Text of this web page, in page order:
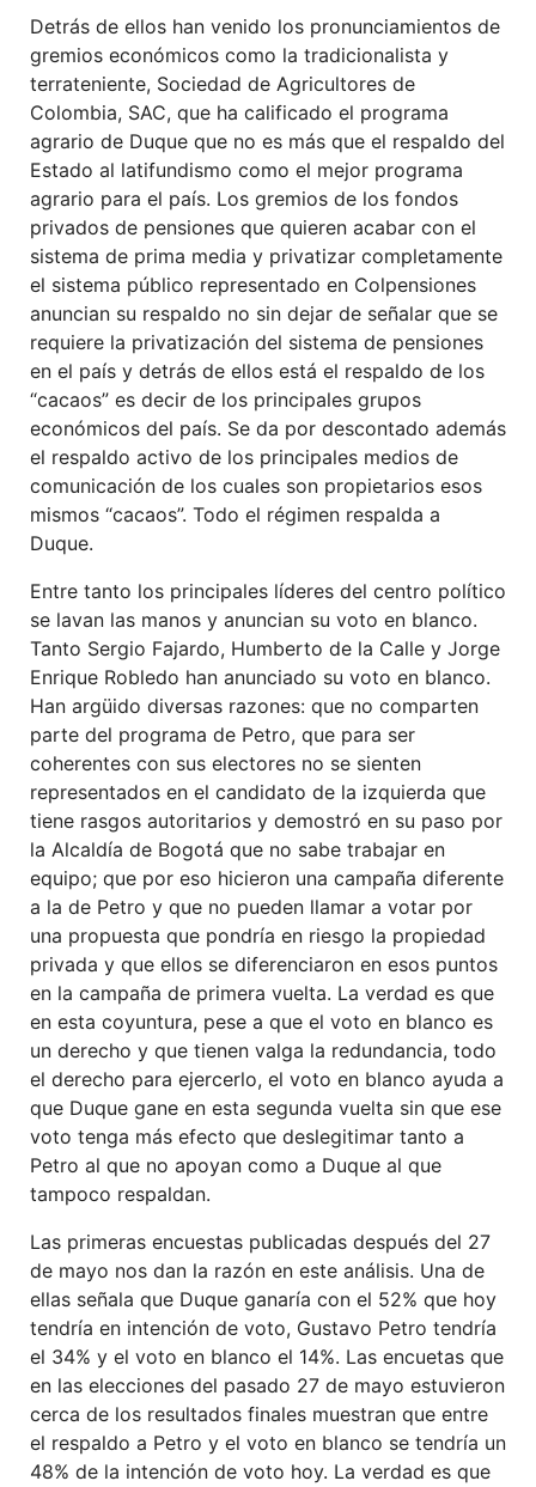
Detrás de ellos han venido los pronunciamientos de
gremios económicos como la tradicionalista y
terrateniente, Sociedad de Agricultores de
Colombia, SAC, que ha calificado el programa
agrario de Duque que no es más que el respaldo del
Estado al latifundismo como el mejor programa
agrario para el país. Los gremios de los fondos
privados de pensiones que quieren acabar con el
sistema de prima media y privatizar completamente
el sistema público representado en Colpensiones
anuncian su respaldo no sin dejar de señalar que se
requiere la privatización del sistema de pensiones
en el país y detrás de ellos está el respaldo de los
“cacaos” es decir de los principales grupos
económicos del país. Se da por descontado además
el respaldo activo de los principales medios de
comunicación de los cuales son propietarios esos
mismos “cacaos”. Todo el régimen respalda a
Duque.
Entre tanto los principales líderes del centro político
se lavan las manos y anuncian su voto en blanco.
Tanto Sergio Fajardo, Humberto de la Calle y Jorge
Enrique Robledo han anunciado su voto en blanco.
Han argüido diversas razones: que no comparten
parte del programa de Petro, que para ser
coherentes con sus electores no se sienten
representados en el candidato de la izquierda que
tiene rasgos autoritarios y demostró en su paso por
la Alcaldía de Bogotá que no sabe trabajar en
equipo; que por eso hicieron una campaña diferente
a la de Petro y que no pueden llamar a votar por
una propuesta que pondría en riesgo la propiedad
privada y que ellos se diferenciaron en esos puntos
en la campaña de primera vuelta. La verdad es que
en esta coyuntura, pese a que el voto en blanco es
un derecho y que tienen valga la redundancia, todo
el derecho para ejercerlo, el voto en blanco ayuda a
que Duque gane en esta segunda vuelta sin que ese
voto tenga más efecto que deslegitimar tanto a
Petro al que no apoyan como a Duque al que
tampoco respaldan.
Las primeras encuestas publicadas después del 27
de mayo nos dan la razón en este análisis. Una de
ellas señala que Duque ganaría con el 52% que hoy
tendría en intención de voto, Gustavo Petro tendría
el 34% y el voto en blanco el 14%. Las encuetas que
en las elecciones del pasado 27 de mayo estuvieron
cerca de los resultados finales muestran que entre
el respaldo a Petro y el voto en blanco se tendría un
48% de la intención de voto hoy. La verdad es que